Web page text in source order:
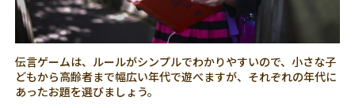
伝言ゲームは、ルールがシンプルでわかりやすいので、小さな子
どもから高齢者まで幅広い年代で遊べますが、それぞれの年代に
あったお題を選びましょう。